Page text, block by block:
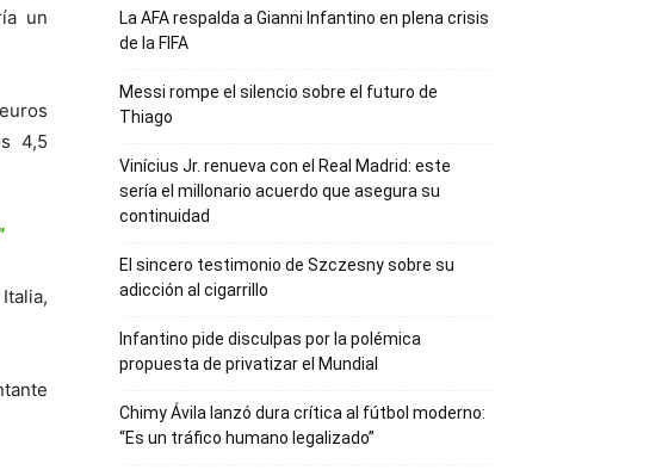
un
4,5
La AFA respalda a Gianni Infantino en plena crisis
de la FIFA
Messi rompe el silencio sobre el futuro de
Thiago
Vinícius Jr. renueva con el Real Madrid: este
sería el millonario acuerdo que asegura su
continuidad
El sincero testimonio de Szczesny sobre su
adicción al cigarrillo
Infantino pide disculpas por la polémica
propuesta de privatizar el Mundial
Chimy Ávila lanzó dura crítica al fútbol moderno:
“Es un tráfico humano legalizado”